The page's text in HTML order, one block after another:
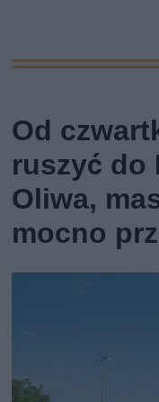
Od
ruszyć do
Oliwa,
mocno